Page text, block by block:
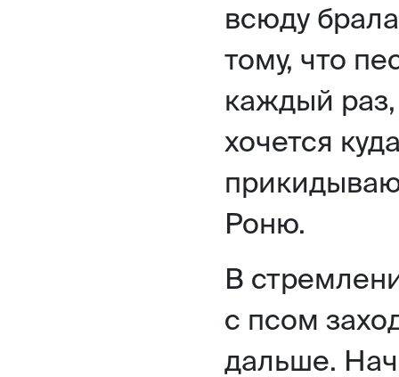
всюду
тому, что
каждый
хочется
Роню.
В
с псом
дальше.